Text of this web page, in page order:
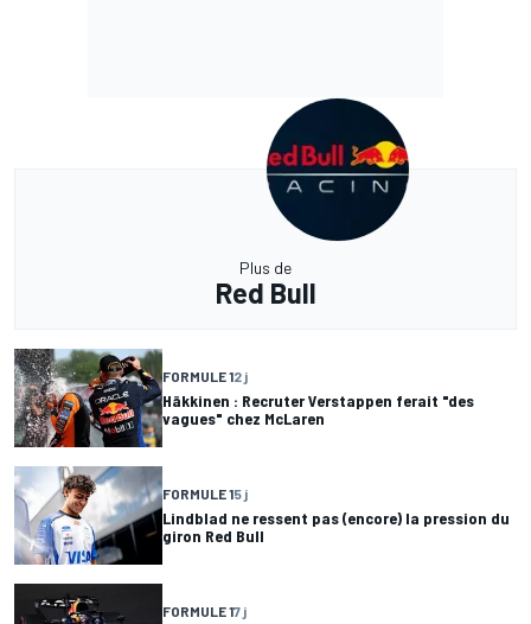
Plus de
Red Bull
FORMULE 12 j
Häkkinen : Recruter Verstappen ferait "des
vagues" chez McLaren
FORMULE 15 j
Lindblad ne ressent pas (encore) la pression du
giron Red Bull
FORMULE 17 j